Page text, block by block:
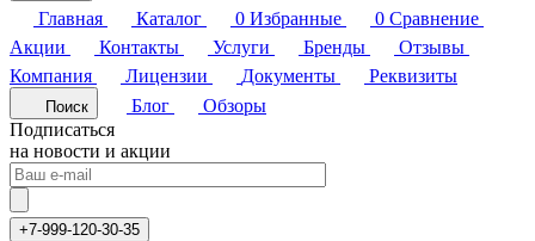
Главная Каталог 0 Избранные 0 Сравнение
Акции
Контакты Услуги Бренды
Отзывы
Компания
Лицензии Документы Реквизиты
Поиск Блог
Обзоры
Подписаться
на новости и акции
+7-999-120-30-35